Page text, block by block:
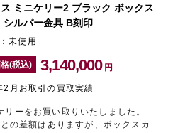
ミニケリー2 ブラック ボックス
シルバー金具 B刻印
未使用
(税込) 3,140,000 円
月お取引の買取実績
ーをお買い取りいたしました。
の差額はありますが、ボックスカー